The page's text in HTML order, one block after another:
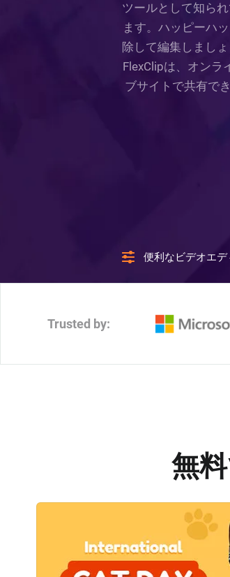
ツールとして知ら
ます。ハッピーハ
除して編集しまし
FlexClipは、オンラ
ブサイトで共有で
便利なビデオエデ
Trusted by:
無